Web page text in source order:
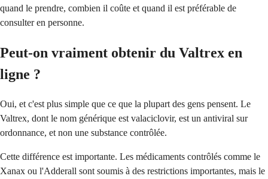
quand le prendre, combien il coûte et quand il est préférable de
consulter en personne.
Peut-on vraiment obtenir du Valtrex en
ligne ?
Oui, et c'est plus simple que ce que la plupart des gens pensent. Le
Valtrex, dont le nom générique est valaciclovir, est un antiviral sur
ordonnance, et non une substance contrôlée.
Cette différence est importante. Les médicaments contrôlés comme le
Xanax ou l'Adderall sont soumis à des restrictions importantes, mais le